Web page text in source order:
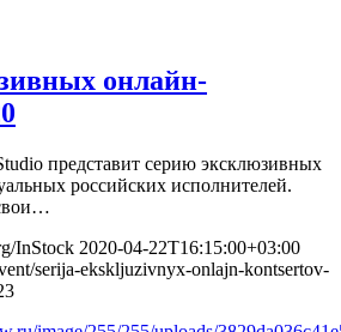
онлайн-
представит серию эксклюзивных
российских исполнителей.
InStock 2020-04-22T16:15:00+03:00
serija-ekskljuzivnyx-onlajn-kontsertov-